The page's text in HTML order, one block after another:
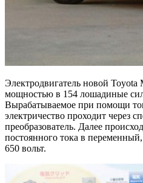
Электродвигатель новой Toyota
мощностью в 154 лошадиные
Вырабатываемое при помощи
электричество проходит
преобразователь. Далее
постоянного тока в
650 вольт.